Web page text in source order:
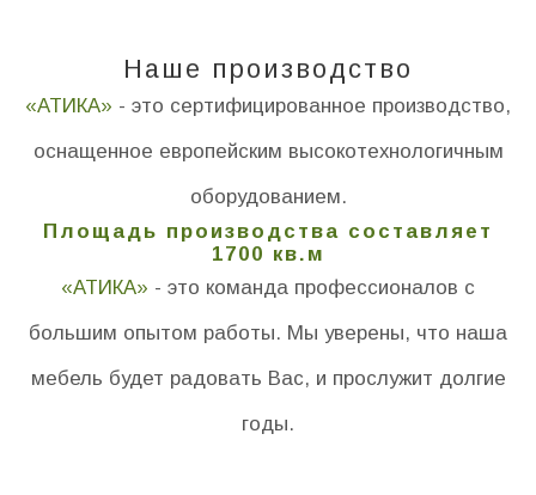
Наше производство
«АТИКА» - это сертифицированное производство,
оснащенное европейским высокотехнологичным
оборудованием.
Площадь производства составляет
1700 кв.м
«АТИКА» - это команда профессионалов с
большим опытом работы. Мы уверены, что наша
мебель будет радовать Вас, и прослужит долгие
годы.